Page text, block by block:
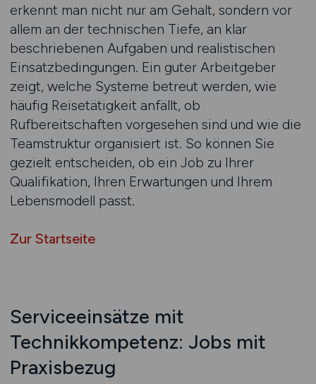
erkennt man nicht nur am Gehalt, sondern vor
allem an der technischen Tiefe, an klar
beschriebenen Aufgaben und realistischen
Einsatzbedingungen. Ein guter Arbeitgeber
zeigt, welche Systeme betreut werden, wie
häufig Reisetätigkeit anfällt, ob
Rufbereitschaften vorgesehen sind und wie die
Teamstruktur organisiert ist. So können Sie
gezielt entscheiden, ob ein Job zu Ihrer
Qualifikation, Ihren Erwartungen und Ihrem
Lebensmodell passt.
Zur Startseite
Serviceeinsätze mit
Technikkompetenz: Jobs mit
Praxisbezug